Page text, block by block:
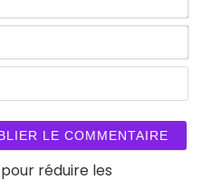
web
réduire les